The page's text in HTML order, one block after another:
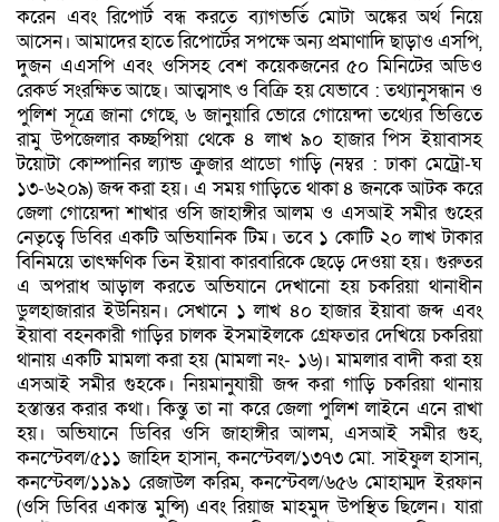
করেন এবং রিপোর্ট বন্ধ করতে ব্যাগভর্তি মোটা অঙ্কের অর্থ নিয়ে
আসেন। আমাদের হাতে রিপোর্টের সপক্ষে অন্য প্রমাণাদি ছাড়াও এসপি,
দুজন এএসপি এবং ওসিসহ বেশ কয়েকজনের ৫০ মিনিটের অডিও
রেকর্ড সংরক্ষিত আছে। আত্মসাৎ ও বিক্রি হয় যেভাবে : তথ্যানুসন্ধান ও
পুলিশ সূত্রে জানা গেছে, ৬ জানুয়ারি ভোরে গোয়েন্দা তথ্যের ভিত্তিতে
রামু উপজেলার কচ্ছপিয়া থেকে ৪ লাখ ৯০ হাজার পিস ইয়াবাসহ
টয়োটা কোম্পানির ল্যান্ড ক্রুজার প্রাডো গাড়ি (নম্বর : ঢাকা মেট্রো-ঘ
১৩-৬২০৯) জব্দ করা হয়। এ সময় গাড়িতে থাকা ৪ জনকে আটক করে
জেলা গোয়েন্দা শাখার ওসি জাহাঙ্গীর আলম ও এসআই সমীর গুহের
নেতৃত্বে ডিবির একটি অভিযানিক টিম। তবে ১ কোটি ২০ লাখ টাকার
বিনিময়ে তাৎক্ষণিক তিন ইয়াবা কারবারিকে ছেড়ে দেওয়া হয়। গুরুতর
এ অপরাধ আড়াল করতে অভিযানে দেখানো হয় চকরিয়া থানাধীন
ডুলহাজারার ইউনিয়ন। সেখানে ১ লাখ ৪০ হাজার ইয়াবা জব্দ এবং
ইয়াবা বহনকারী গাড়ির চালক ইসমাইলকে গ্রেফতার দেখিয়ে চকরিয়া
থানায় একটি মামলা করা হয় (মামলা নং- ১৬)। মামলার বাদী করা হয়
এসআই সমীর গুহকে। নিয়মানুযায়ী জব্দ করা গাড়ি চকরিয়া থানায়
হস্তান্তর করার কথা। কিন্তু তা না করে জেলা পুলিশ লাইনে এনে রাখা
হয়। অভিযানে ডিবির ওসি জাহাঙ্গীর আলম, এসআই সমীর গুহ,
কনস্টেবল/৫১১ জাহিদ হাসান, কনস্টেবল/১৩৭৩ মো. সাইফুল হাসান,
কনস্টেবল/১১৯১ রেজাউল করিম, কনস্টেবল/৬৫৬ মোহাম্মদ ইরফান
(ওসি ডিবির একান্ত মুন্সি) এবং রিয়াজ মাহমুদ উপস্থিত ছিলেন। যারা